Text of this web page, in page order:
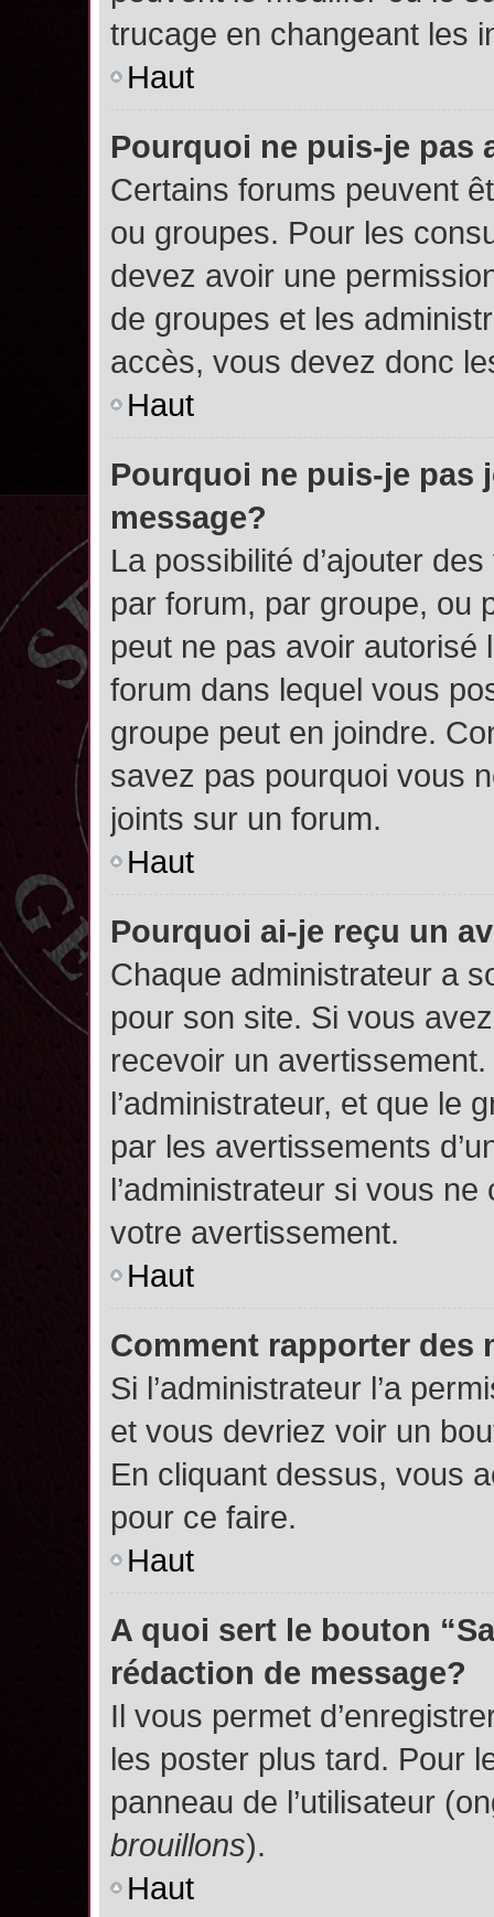
trucage en changeant les
Haut
Pourquoi ne puis-je pas
Certains forums peuvent
ou groupes. Pour les
devez avoir une
de groupes et les
accès, vous devez donc
Haut
Pourquoi ne puis-je pas
message?
La possibilité d’ajouter
par forum, par groupe, ou
peut ne pas avoir autorisé
forum dans lequel vous
groupe peut en joindre.
savez pas pourquoi vous
joints sur un forum.
Haut
Pourquoi ai-je reçu un
Chaque administrateur a
pour son site. Si vous
recevoir un
l’administrateur, et que le
par les avertissements
l’administrateur si vous
votre avertissement.
Haut
Comment rapporter des
Si l’administrateur l’a
et vous devriez voir un
En cliquant dessus, vous
pour ce faire.
Haut
A quoi sert le bouton
rédaction de message?
Il vous permet
les poster plus tard. Pour
panneau de l’utilisateur
brouillons).
Haut